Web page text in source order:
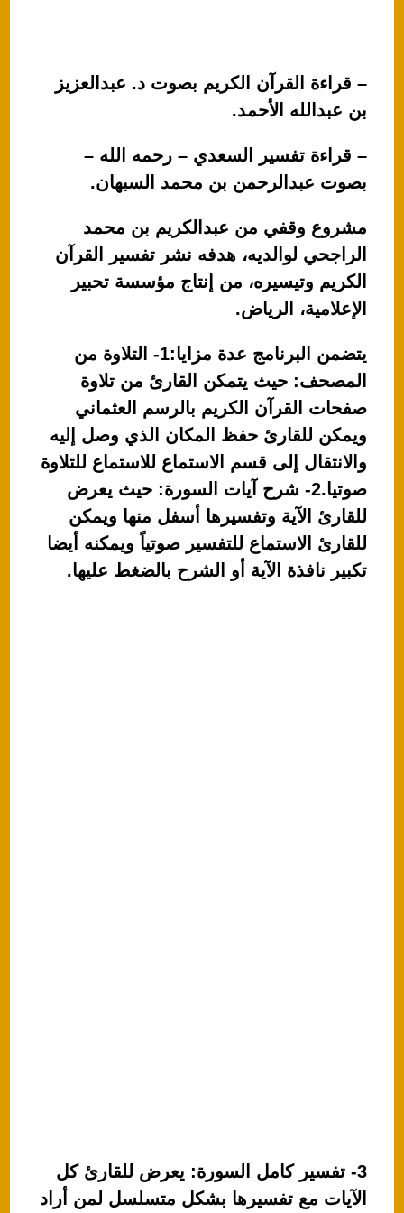
– قراءة القرآن الكريم بصوت د. عبدالعزيز
بن عبدالله الأحمد.
– قراءة تفسير السعدي – رحمه الله –
بصوت عبدالرحمن بن محمد السبهان.
مشروع وقفي من عبدالكريم بن محمد
الراجحي لوالديه، هدفه نشر تفسير القرآن
الكريم وتيسيره، من إنتاج مؤسسة تحبير
الإعلامية، الرياض.
يتضمن البرنامج عدة مزايا:1- التلاوة من
المصحف: حيث يتمكن القارئ من تلاوة
صفحات القرآن الكريم بالرسم العثماني
ويمكن للقارئ حفظ المكان الذي وصل إليه
والانتقال إلى قسم الاستماع للاستماع للتلاوة
صوتيا.2- شرح آيات السورة: حيث يعرض
للقارئ الآية وتفسيرها أسفل منها ويمكن
للقارئ الاستماع للتفسير صوتياً ويمكنه أيضا
تكبير نافذة الآية أو الشرح بالضغط عليها.
3- تفسير كامل السورة: يعرض للقارئ كل
الآيات مع تفسيرها بشكل متسلسل لمن أراد